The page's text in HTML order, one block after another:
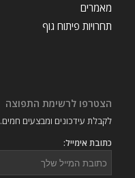
מאמרים
תחרויות פיתוח גוף
הצטרפו לרשימת התפוצה
לקבלת עידכונים ומבצעים חמים.
כתובת אימייל: